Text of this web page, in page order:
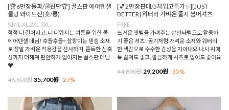
[🏆6만장돌파/쿨원단🏆] 꿀스판 에어텐셀
쿨링 와이드진(숏/롱)
S,M,L,XL,2XL,3XL
점점 더 길어지고, 더 더워지는 여름을 위한 쿨
에어텐셀 데님! 후들후들~ 찰랑이는 텐셀 소재
로 정말 가벼운 착용감을 선사하며, 쫀득한 신축
성까지 더해져 편안하게 입어지는 꿀스판 데님
♥
48,800원35,700원 27%
[💕2만장판매/5차입고특가✨][JUST
BETTER] 워터리 가벼운 줄지 썸머셔츠
FREE
뜨거운 햇빛을 가려주는 살안타템으로 활용하
기 좋은 셔츠! 공기처럼 가벼운 소재와 워터리
한 색감으로 수수한 감성을 자아내요 나시 위에
툭 걸쳐도 좋고, 깔끔하게 셔츠로 입어도 좋아요
44,800원29,200원 35%